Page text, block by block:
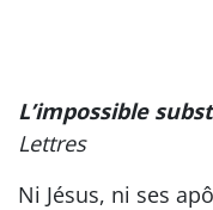
L’impossible
Lettres
Ni Jésus, ni ses